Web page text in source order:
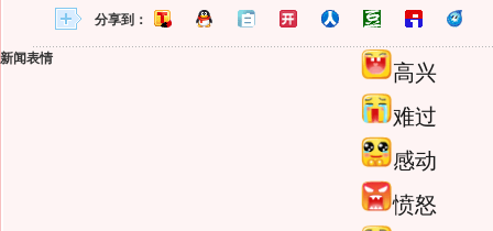
分享到：
新闻表情
高兴
难过
感动
愤怒